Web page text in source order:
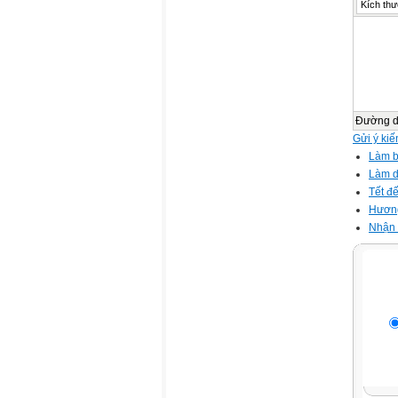
Kích
Đường
Gửi ý
Làm
Làm
Tết
Nhận